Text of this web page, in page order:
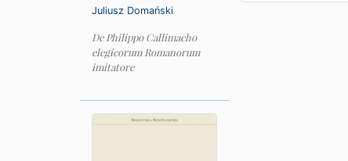
Juliusz Domański
De Philippo Callimacho
elegicorum Romanorum
imitatore